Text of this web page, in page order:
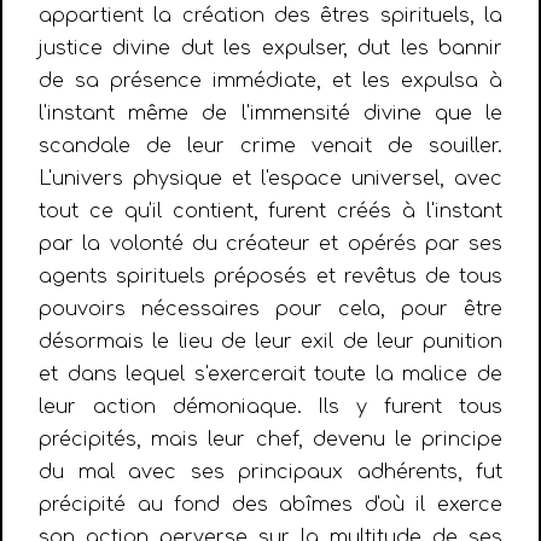
appartient la création des êtres spirituels, la
justice divine dut les expulser, dut les bannir
de sa présence immédiate, et les expulsa à
l'instant même de l'immensité divine que le
scandale de leur crime venait de souiller.
L'univers physique et l'espace universel, avec
tout ce qu'il contient, furent créés à l'instant
par la volonté du créateur et opérés par ses
agents spirituels préposés et revêtus de tous
pouvoirs nécessaires pour cela, pour être
désormais le lieu de leur exil de leur punition
et dans lequel s'exercerait toute la malice de
leur action démoniaque. Ils y furent tous
précipités, mais leur chef, devenu le principe
du mal avec ses principaux adhérents, fut
précipité au fond des abîmes d'où il exerce